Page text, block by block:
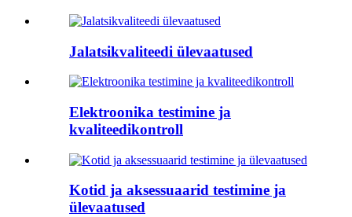
Jalatsikvaliteedi ülevaatused
Elektroonika testimine ja
kvaliteedikontroll
Kotid ja aksessuaarid testimine ja
ülevaatused